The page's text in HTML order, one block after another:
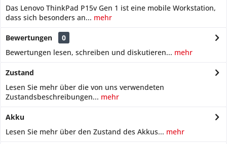
Das Lenovo ThinkPad P15v Gen 1 ist eine mobile Workstation,
dass sich besonders an... mehr
Bewertungen
0
Bewertungen lesen, schreiben und diskutieren... mehr
Zustand
Lesen Sie mehr über die von uns verwendeten
Zustandsbeschreibungen... mehr
Akku
Lesen Sie mehr über den Zustand des Akkus... mehr